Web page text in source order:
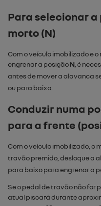
Para selecionar
morto (N)
Com o veículo imobilizado e
engrenar a posiçãoN , é
antes de mover a alavanca
ou para baixo.
Conduzir numa
para a frente
Com o veículo imobilizado, o
travão premido, desloque a
para baixo para engrenar a
Se o pedal de travão não for
atual piscará durante